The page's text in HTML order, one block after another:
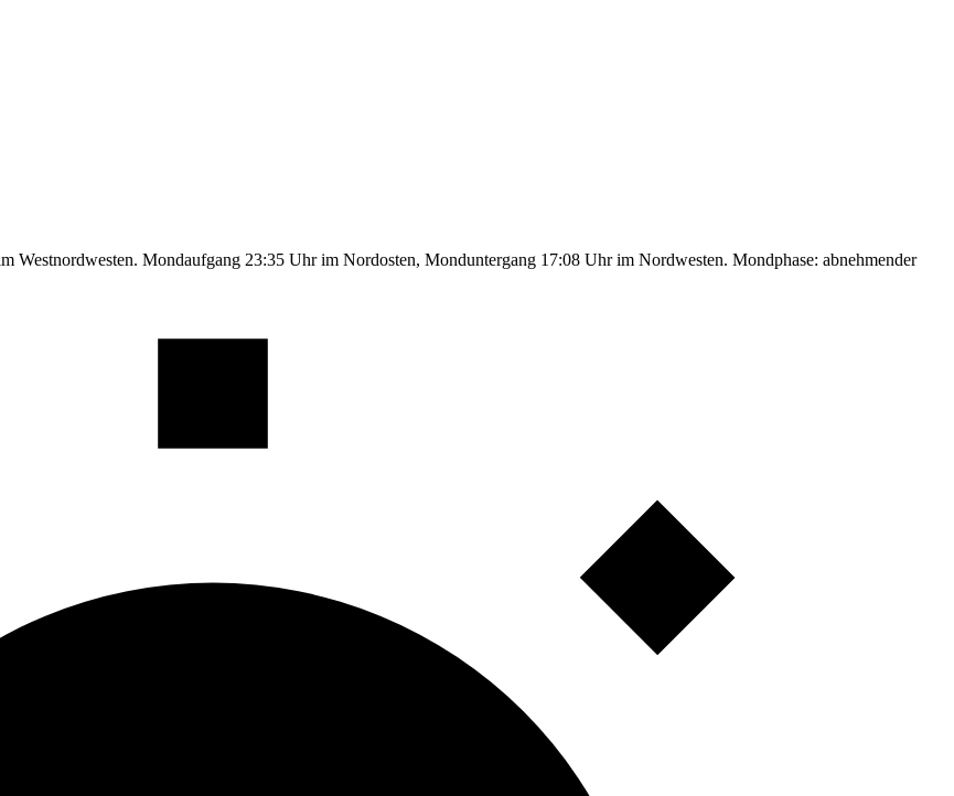
Westnordwesten. Mondaufgang 23:35 Uhr im Nordosten, Monduntergang 17:08 Uhr im Nordwesten. Mondphase: abnehmender